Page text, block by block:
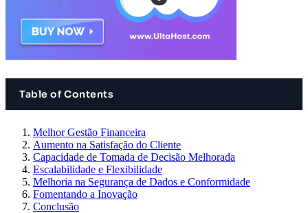
Table of Contents
Melhor Gestão Financeira
Aumento na Satisfação do Cliente
Capacidade de Tomada de Decisão Melhorada
Escalabilidade e Flexibilidade
Melhoria na Segurança de Dados e Conformidade
Fomentando a Inovação
Conclusão